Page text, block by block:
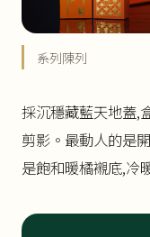
系列陳列
採沉穩藏藍天地蓋,
剪影。最動人的是
是飽和暖橘襯底,冷